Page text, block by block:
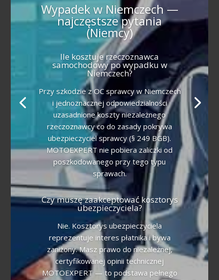
Wypadek w Niemczech —
najczęstsze pytania
(Niemcy)
Ile kosztuje rzeczoznawca
samochodowy po wypadku w
Niemczech?
Przy szkodzie z OC sprawcy w Niemczech
i jednoznacznej odpowiedzialności
uzasadnione koszty niezależnego
rzeczoznawcy co do zasady pokrywa
ubezpieczyciel sprawcy (§ 249 BGB).
MOTOEXPERT nie pobiera zaliczki od
poszkodowanego przy tego typu
sprawach.
Czy muszę zaakceptować kosztorys
ubezpieczyciela?
Nie. Kosztorys ubezpieczyciela
reprezentuje interes płatnika i bywa
zaniżony. Masz prawo do niezależnej,
certyfikowanej opinii technicznej
MOTOEXPERT — to podstawa pełnego